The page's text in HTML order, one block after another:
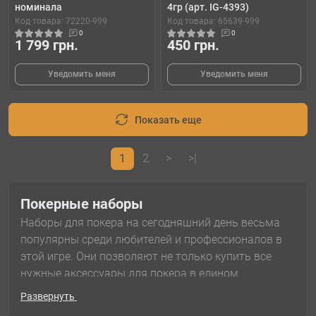
номинала
Код товара: 72220-999
0
1 799 грн.
Уведомить меня
4гр (арт. IG-4393)
Код товара: 65639-999
0
450 грн.
Уведомить меня
Показать еще
1 2 > >|
Покерные наборы
Наборы для покера на сегодняшний день весьма
популярны среди любителей и профессионалов в
этой игре. Они позволяют не только купить все
нужные аксессуары для покера в едином
комплекте – фишки, кубики, карты и даже рулетку,
Развернуть